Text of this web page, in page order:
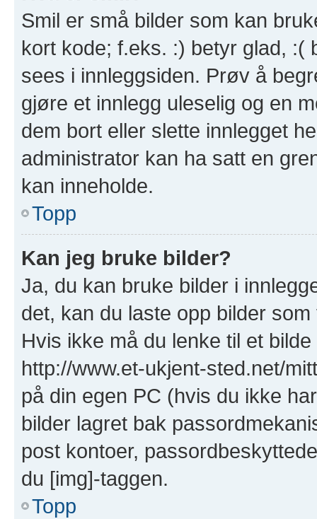
Smil er små bilder som kan
kort kode; f.eks. :) betyr glad, :(
sees i innleggsiden. Prøv å
gjøre et innlegg uleselig og en
dem bort eller slette innlegget
administrator kan ha satt en
kan inneholde.
Topp
Kan jeg bruke bilder?
Ja, du kan bruke bilder i
det, kan du laste opp bilder
Hvis ikke må du lenke til et
http://www.et-ukjent-sted.net/
på din egen PC (hvis du ikke
bilder lagret bak
post kontoer,
du [img]-taggen.
Topp